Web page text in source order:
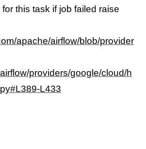
this task if job failed raise
apache/airflow/blob/provider
providers/google/cloud/h
L433